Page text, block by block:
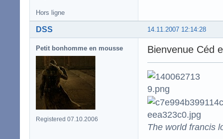
Hors ligne
14.11.2007 12:14:28
DSS
Petit bonhomme en mousse
Registered 07.10.2006
Bienvenue Céd
The world francis